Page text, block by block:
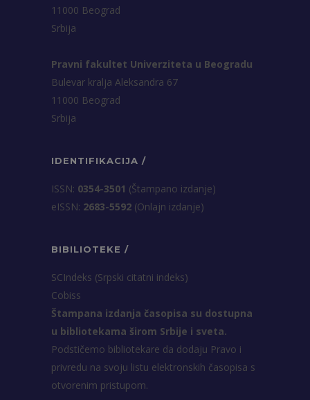
11000 Beograd
Srbija
Pravni fakultet Univerziteta u Beogradu
Bulevar kralja Aleksandra 67
11000 Beograd
Srbija
IDENTIFIKACIJA /
ISSN: 0354-3501 (Štampano izdanje)
eISSN: 2683-5592 (Onlajn izdanje)
BIBILIOTEKE /
SCIndeks (Srpski citatni indeks)
Cobiss
Štampana izdanja časopisa su dostupna
u bibliotekama širom Srbije i sveta.
Podstičemo bibliotekare da dodaju Pravo i
privredu na svoju listu elektronskih časopisa s
otvorenim pristupom.